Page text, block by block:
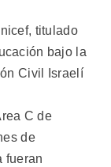
titulado
bajo la
Civil Israelí
C de
de
fueran